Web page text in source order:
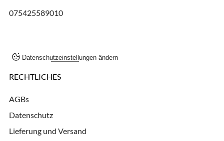
075425589010
Datenschutzeinstellungen ändern
RECHTLICHES
AGBs
Datenschutz
Lieferung und Versand